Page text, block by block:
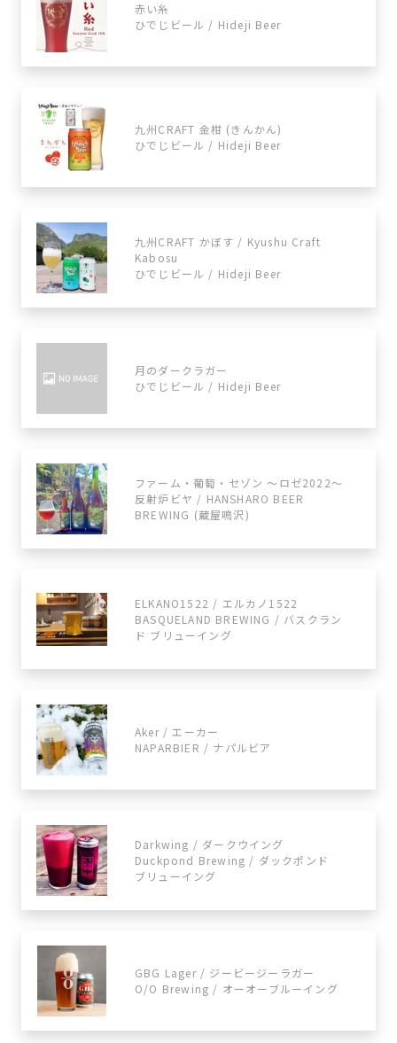
赤い糸
ひでじビール / Hideji Beer
九州CRAFT 金柑 (きんかん)
ひでじビール / Hideji Beer
九州CRAFT かぼす / Kyushu Craft
Kabosu
ひでじビール / Hideji Beer
月のダークラガー
ひでじビール / Hideji Beer
ファーム・葡萄・セゾン ～ロゼ2022～
反射炉ビヤ / HANSHARO BEER
BREWING (蔵屋鳴沢)
ELKANO1522 / エルカノ1522
BASQUELAND BREWING / バスクラン
ド ブリューイング
Aker / エーカー
NAPARBIER / ナパルビア
Darkwing / ダークウイング
Duckpond Brewing / ダックポンド
ブリューイング
GBG Lager / ジービージーラガー
O/O Brewing / オーオーブルーイング